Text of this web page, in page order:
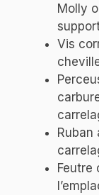
Molly
Vis
Ruban
Feutre